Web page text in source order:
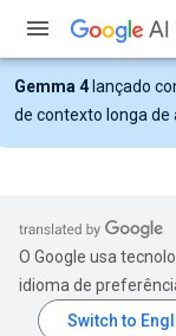
Gemma 4 lançado
de contexto longa de
O Google usa
idioma de